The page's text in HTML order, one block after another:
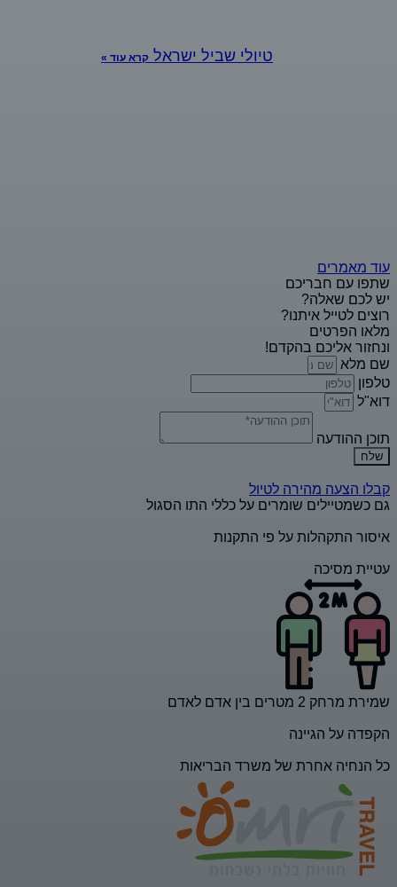
טיולי שביל ישראלקרא עוד »
עוד מאמרים
שתפו עם חבריכם
יש לכם שאלה?
רוצים לטייל איתנו?
מלאו הפרטים
ונחזור אליכם בהקדם!
שם מלא
טלפון
דוא"ל
תוכן ההודעה
שלח
קבלו הצעה מהירה לטיול
גם כשמטיילים שומרים על כללי התו הסגול
איסור התקהלות על פי התקנות
עטיית מסיכה
שמירת מרחק 2 מטרים בין אדם לאדם
הקפדה על הגיינה
כל הנחיה אחרת של משרד הבריאות